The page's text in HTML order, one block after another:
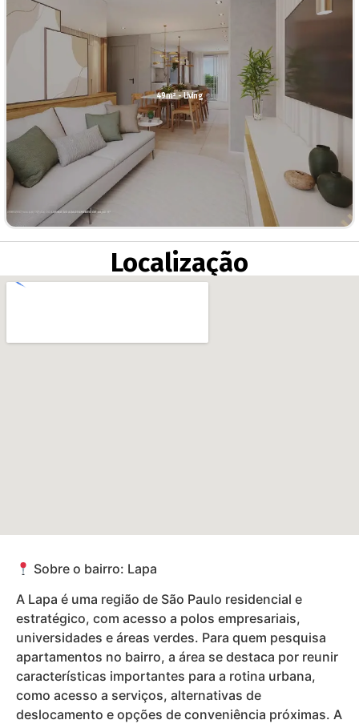
49m² - Living
Localização
Sobre o bairro: Lapa
A Lapa é uma região de São Paulo residencial e
estratégico, com acesso a polos empresariais,
universidades e áreas verdes. Para quem pesquisa
apartamentos no bairro, a área se destaca por reunir
características importantes para a rotina urbana,
como acesso a serviços, alternativas de
deslocamento e opções de conveniência próximas. A